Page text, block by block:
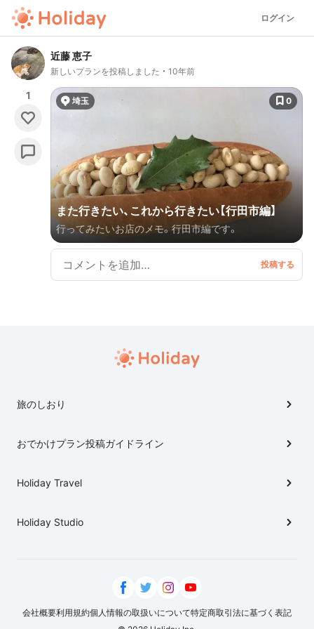
ログイン
近藤 恵子
新しいプランを投稿しました 10年前
1 埼玉 0
また行きたい、これから行きたい【行田市編】
行ってみたいお店のメモ。行田市編です。
旅のしおり
おでかけプラン投稿ガイドライン
Holiday Travel
Holiday Studio
会社概要利用規約個人情報の取扱いについて特定商取引法に基づく表記